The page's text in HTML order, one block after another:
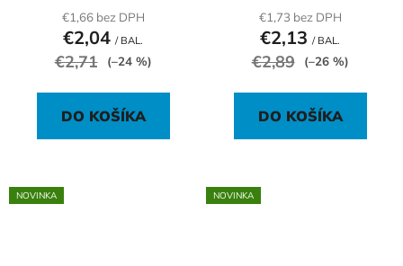
€1,66 bez DPH
€2,04 / BAL.
€2,71 (–24 %)
DO KOŠÍKA
€1,73 bez DPH
€2,13 / BAL.
€2,89 (–26 %)
DO KOŠÍKA
NOVINKA NOVINKA